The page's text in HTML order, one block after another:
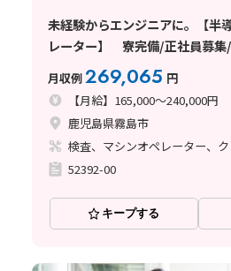
未経験からエンジニアに。【半
レーター】 寮完備/正社員募集
育体制/年間休日185日
月収例269,065 円
【月給】165,000～240,000円
鹿児島県霧島市
52392-00
キープする